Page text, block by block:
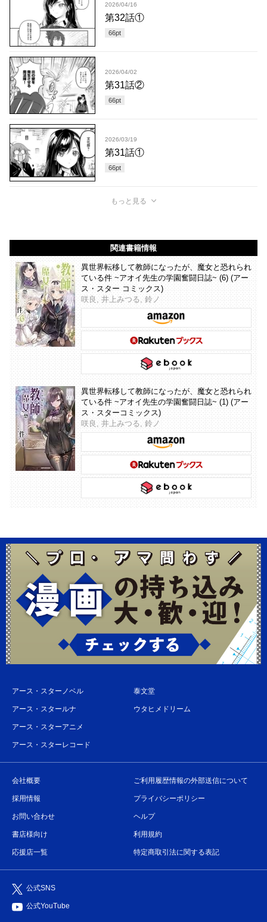
2026/04/16
第32話①
66pt
2026/04/02
第31話②
66pt
2026/03/19
第31話①
66pt
もっと見る
関連書籍情報
異世界転移して教師になったが、魔女と恐れられ
ている件 ~アオイ先生の学園奮闘日誌~ (6) (アー
ス・スター コミックス)
咲良, 井上みつる, 鈴ノ
異世界転移して教師になったが、魔女と恐れられ
ている件 ~アオイ先生の学園奮闘日誌~ (1) (アー
ス・スターコミックス)
咲良, 井上みつる, 鈴ノ
アース・スターノベル
アース・スタールナ
アース・スターアニメ
アース・スターレコード
泰文堂
ウタヒメドリーム
会社概要
採用情報
お問い合わせ
書店様向け
応援店一覧
ご利用履歴情報の外部送信について
プライバシーポリシー
ヘルプ
利用規約
特定商取引法に関する表記
公式SNS
公式YouTube